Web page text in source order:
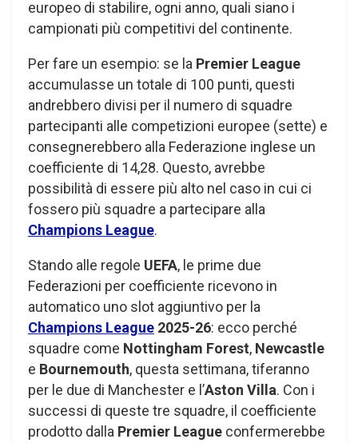
europeo di stabilire, ogni anno, quali siano i
campionati più competitivi del continente.
Per fare un esempio: se la Premier League
accumulasse un totale di 100 punti, questi
andrebbero divisi per il numero di squadre
partecipanti alle competizioni europee (sette) e
consegnerebbero alla Federazione inglese un
coefficiente di 14,28. Questo, avrebbe
possibilità di essere più alto nel caso in cui ci
fossero più squadre a partecipare alla
Champions League.
Stando alle regole UEFA, le prime due
Federazioni per coefficiente ricevono in
automatico uno slot aggiuntivo per la
Champions League 2025-26: ecco perché
squadre come Nottingham Forest, Newcastle
e Bournemouth, questa settimana, tiferanno
per le due di Manchester e l’Aston Villa. Con i
successi di queste tre squadre, il coefficiente
prodotto dalla Premier League confermerebbe